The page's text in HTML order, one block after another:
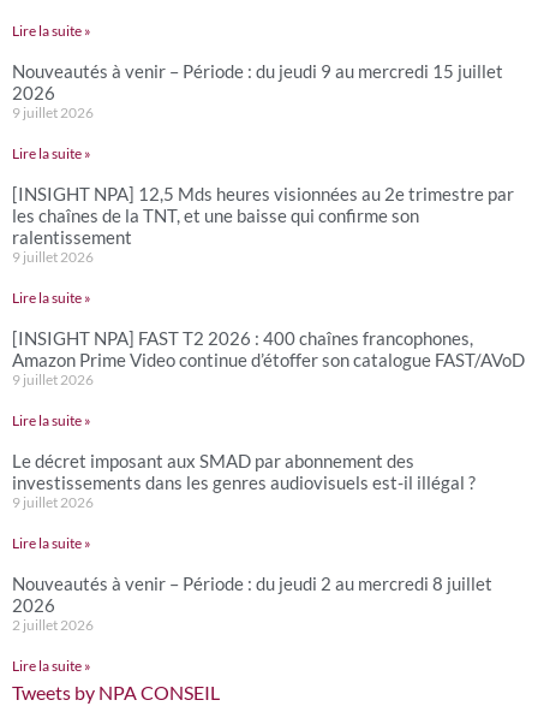
Lire la suite »
Nouveautés à venir – Période : du jeudi 9 au mercredi 15 juillet
2026
9 juillet 2026
Lire la suite »
[INSIGHT NPA] 12,5 Mds heures visionnées au 2e trimestre par
les chaînes de la TNT, et une baisse qui confirme son
ralentissement
9 juillet 2026
Lire la suite »
[INSIGHT NPA] FAST T2 2026 : 400 chaînes francophones,
Amazon Prime Video continue d’étoffer son catalogue FAST/AVoD
9 juillet 2026
Lire la suite »
Le décret imposant aux SMAD par abonnement des
investissements dans les genres audiovisuels est-il illégal ?
9 juillet 2026
Lire la suite »
Nouveautés à venir – Période : du jeudi 2 au mercredi 8 juillet
2026
2 juillet 2026
Lire la suite »
Tweets by NPA CONSEIL